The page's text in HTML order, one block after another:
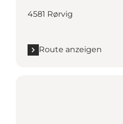
4581 Rørvig
Route anzeigen